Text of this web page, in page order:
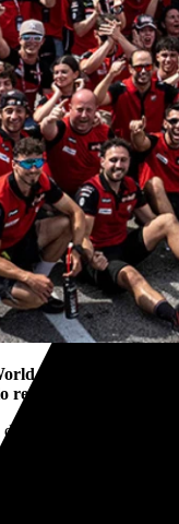
Circuit per i
al team la
Campionato
perfetta che